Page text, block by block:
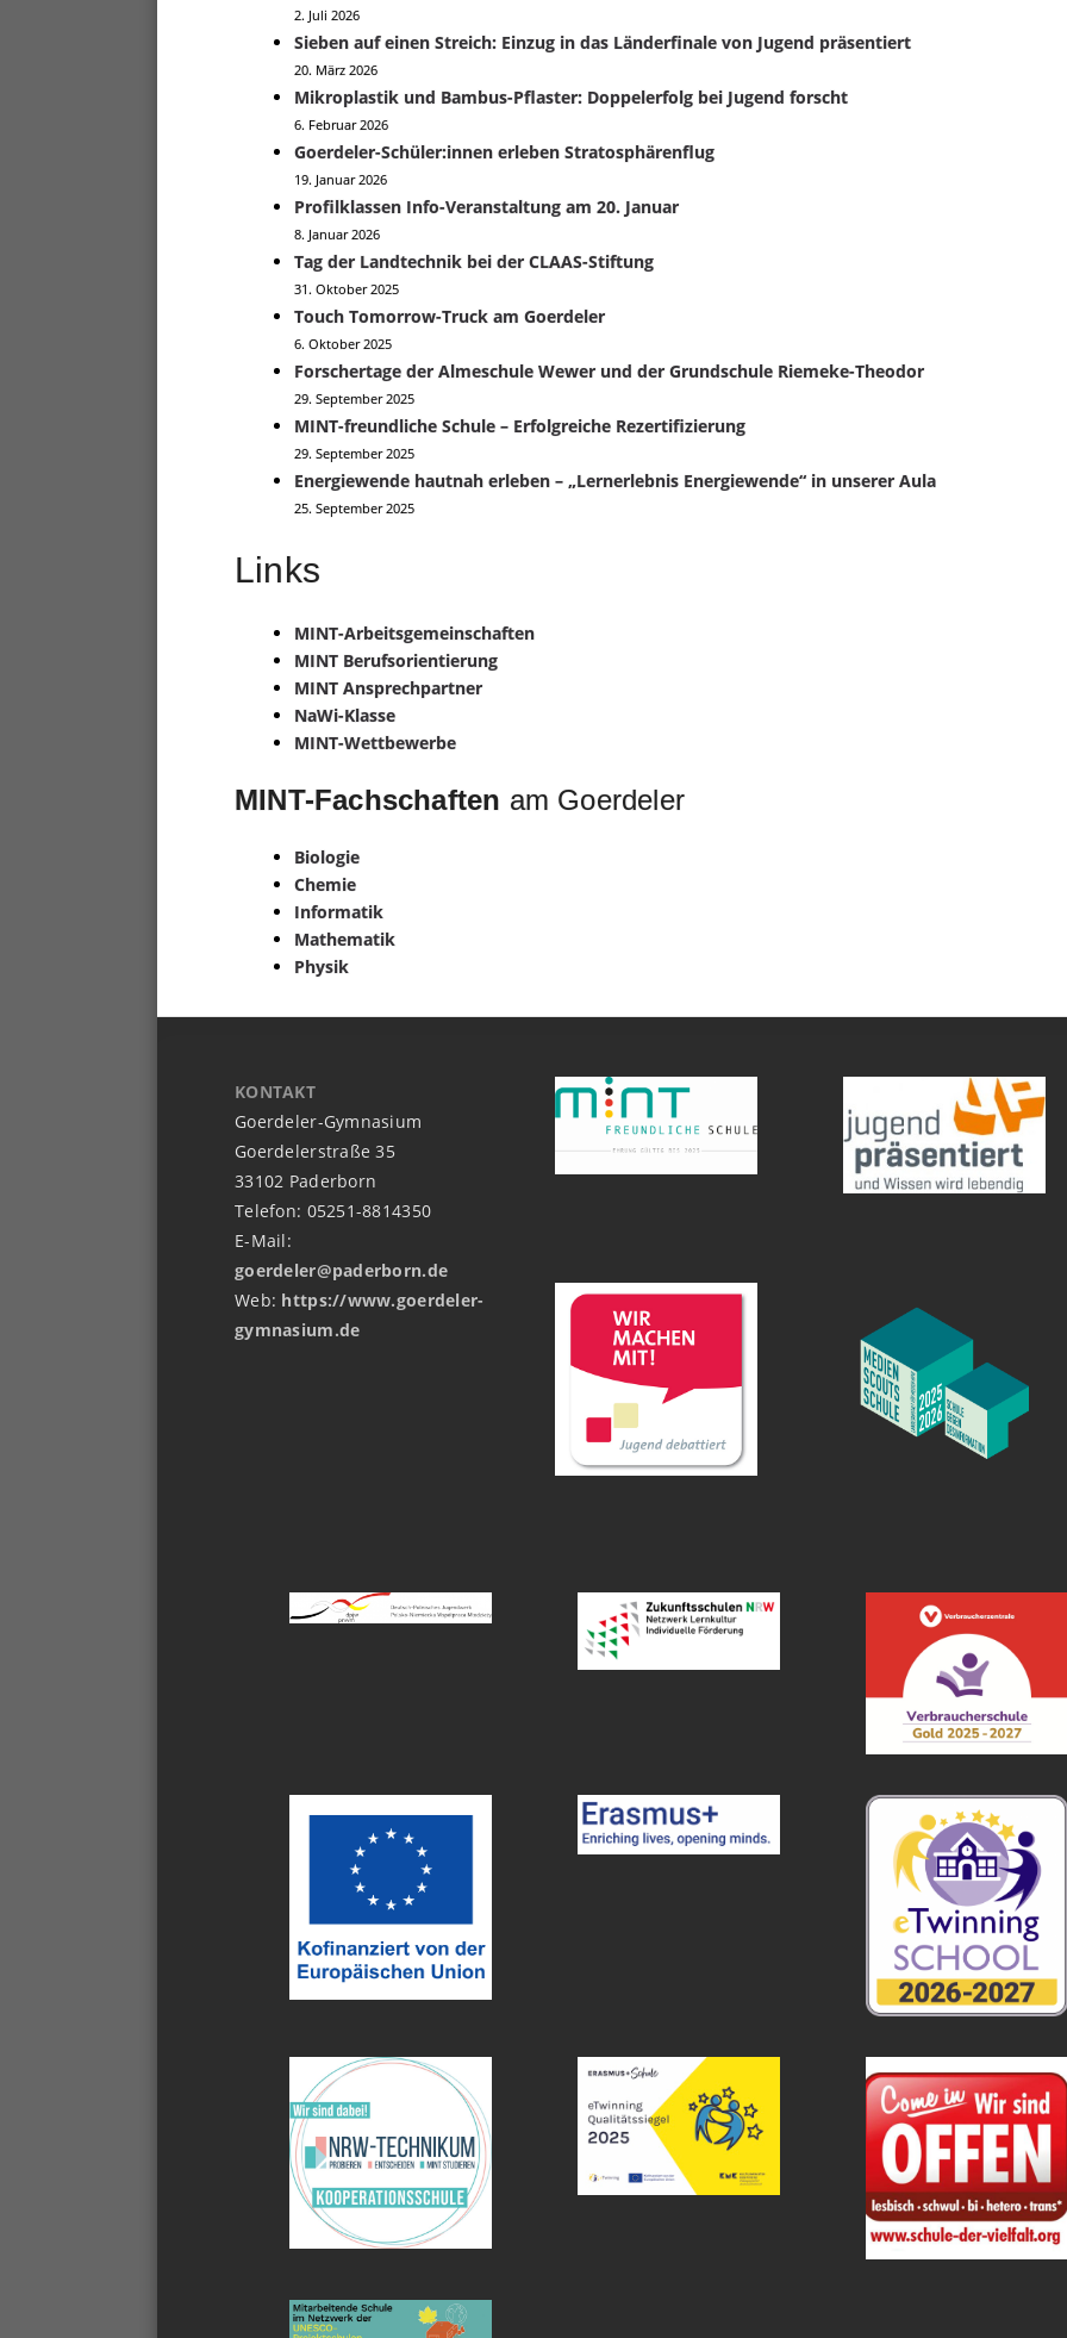
2. Juli 2026
Sieben auf einen Streich: Einzug in das Länderfinale von Jugend präsentiert
20. März 2026
Mikroplastik und Bambus-Pflaster: Doppelerfolg bei Jugend forscht
6. Februar 2026
Goerdeler-Schüler:innen erleben Stratosphärenflug
19. Januar 2026
Profilklassen Info-Veranstaltung am 20. Januar
8. Januar 2026
Tag der Landtechnik bei der CLAAS-Stiftung
31. Oktober 2025
Touch Tomorrow-Truck am Goerdeler
6. Oktober 2025
Forschertage der Almeschule Wewer und der Grundschule Riemeke-Theodor
29. September 2025
MINT-freundliche Schule – Erfolgreiche Rezertifizierung
29. September 2025
Energiewende hautnah erleben – „Lernerlebnis Energiewende“ in unserer Aula
25. September 2025
Links
MINT-Arbeitsgemeinschaften
MINT Berufsorientierung
MINT Ansprechpartner
NaWi-Klasse
MINT-Wettbewerbe
MINT-Fachschaften am Goerdeler
Biologie
Chemie
Informatik
Mathematik
Physik
KONTAKT
Goerdeler-Gymnasium
Goerdelerstraße 35
33102 Paderborn
Telefon: 05251-8814350
E-Mail:
goerdeler@paderborn.de
Web: https://www.goerdeler-
gymnasium.de